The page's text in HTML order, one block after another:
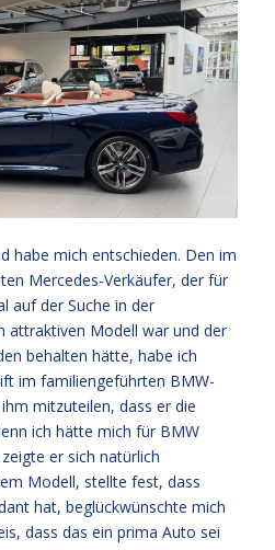
habe mich entschieden. Den im
Mercedes-Verkäufer, der für
auf der Suche in der
attraktiven Modell war und der
behalten hätte, habe ich
im familiengeführten BMW-
mitzuteilen, dass er die
ich hätte mich für BMW
er sich natürlich
Modell, stellte fest, dass
hat, beglückwünschte mich
dass das ein prima Auto sei